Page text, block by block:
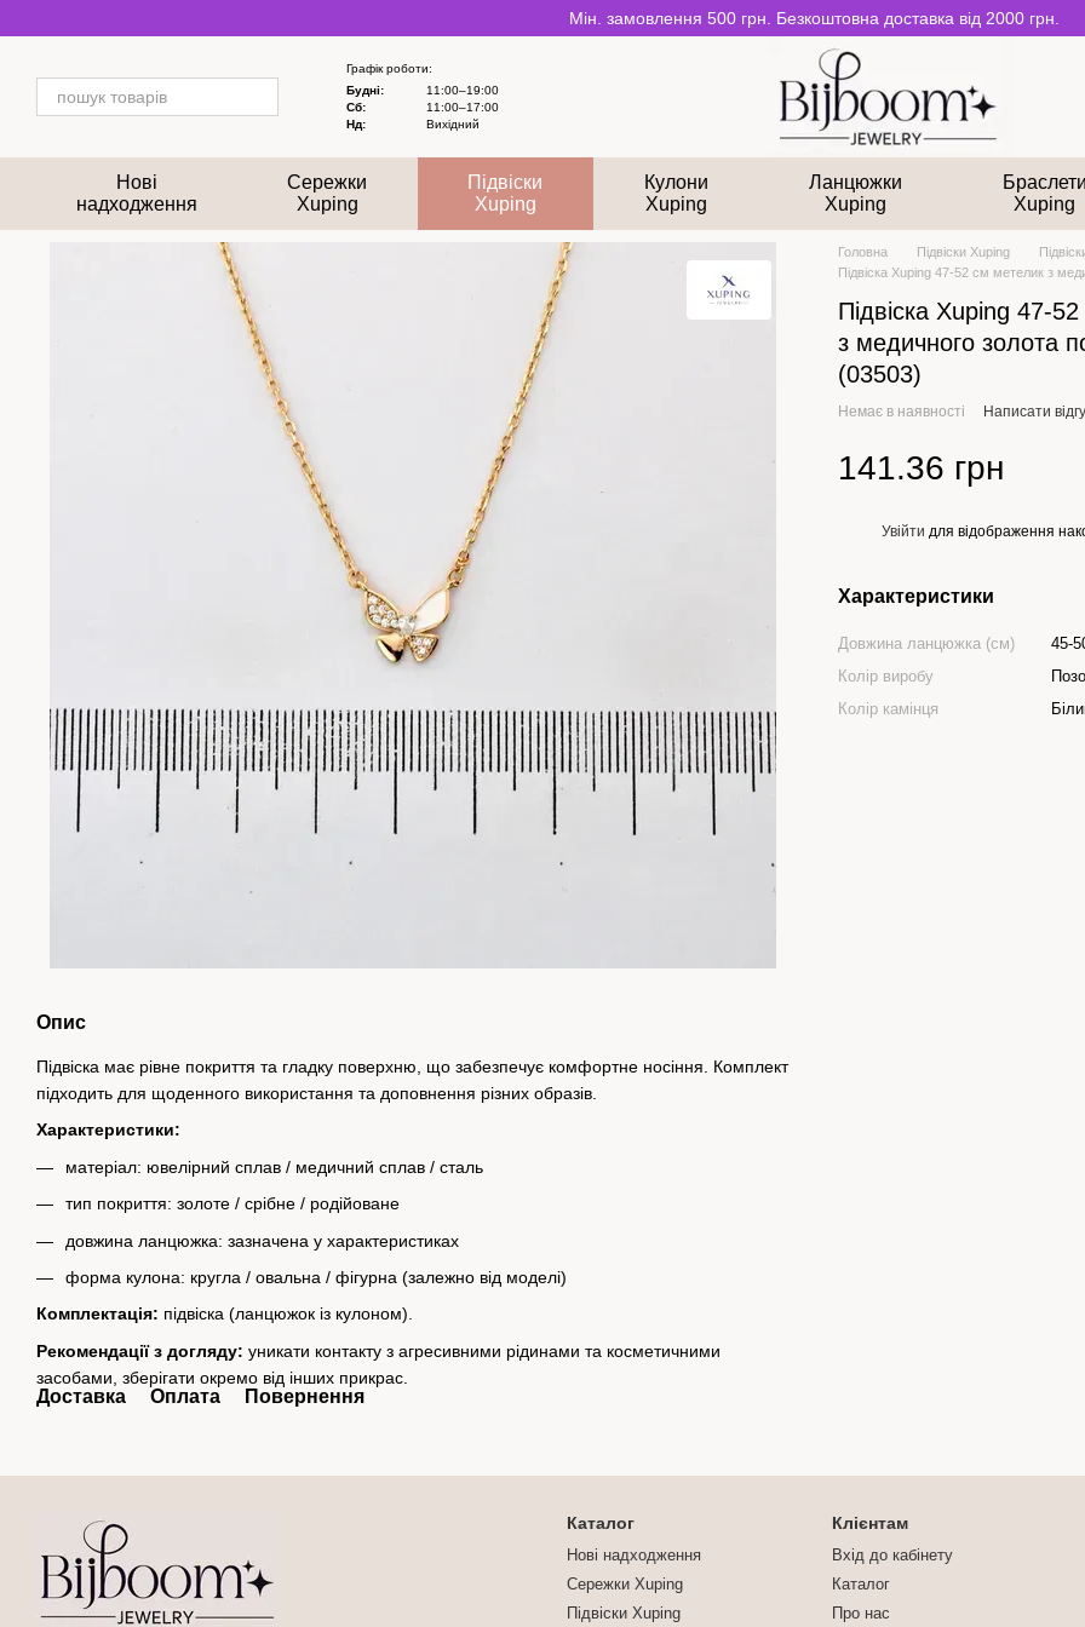
Мін. замовлення 500 грн. Безкоштовна доставка від 2000 грн.
Графік роботи:
Будні:
11:00–19:00
Сб:
11:00–17:00
Нд:
Вихідний
Нові
надходження
Сережки
Xuping
Підвіски
Xuping
Кулони
Xuping
Ланцюжки
Xuping
Браслети
Xuping
Опис
Підвіска має рівне покриття та гладку поверхню, що забезпечує комфортне носіння. Комплект
підходить для щоденного використання та доповнення різних образів.
Характеристики:
матеріал: ювелірний сплав / медичний сплав / сталь
тип покриття: золоте / срібне / родійоване
довжина ланцюжка: зазначена у характеристиках
форма кулона: кругла / овальна / фігурна (залежно від моделі)
Комплектація: підвіска (ланцюжок із кулоном).
Рекомендації з догляду: уникати контакту з агресивними рідинами та косметичними
засобами, зберігати окремо від інших прикрас.
Доставка Оплата Повернення
Головна Підвіски Xuping
Підвіска Xuping 47-52 см метелик з
Підвіска Xuping 47-
з медичного золота
(03503)
Немає в наявності Написати
141.36 грн
Увійти для відображення
Характеристики
Довжина ланцюжка (см)
45-
Колір виробу
Колір камінця
Каталог
Нові надходження
Сережки Xuping
Підвіски Xuping
Клієнтам
Вхід до кабінету
Каталог
Про нас